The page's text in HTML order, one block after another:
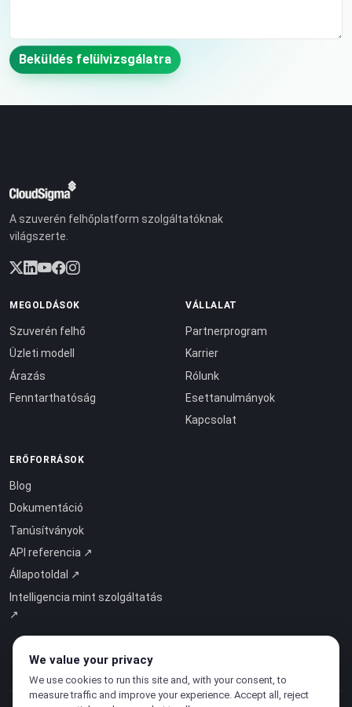
Beküldés felülvizsgálatra
A szuverén felhőplatform szolgáltatóknak
világszerte.
MEGOLDÁSOK
Szuverén felhő
Üzleti modell
Árazás
Fenntarthatóság
VÁLLALAT
Partnerprogram
Karrier
Rólunk
Esettanulmányok
Kapcsolat
ERŐFORRÁSOK
Blog
Dokumentáció
Tanúsítványok
API referencia ↗
Állapotoldal ↗
Intelligencia mint szolgáltatás
↗
We value your privacy
We use cookies to run this site and, with your consent, to
measure traffic and improve your experience. Accept all, reject